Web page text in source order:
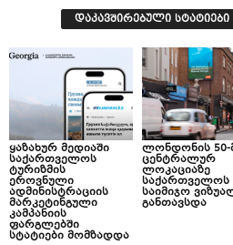
დაკავშირებული სტატიები
ყაზახურ მედიაში
საქართველოს
ტურიზმის
ეროვნული
ადმინისტრაციის
მარკეტინგული
კამპანიის
ფარგლებში
სტატიები მომზადდა
ლონდონის 50-
ცენტრალურ
ლოკაციაზე
საქართველოს
საიმიჯო
განთავსდა